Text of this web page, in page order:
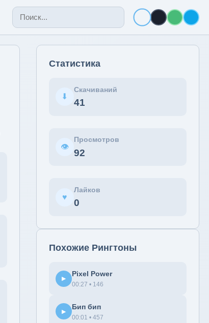
Статистика
⬇
Скачиваний
41
👁
Просмотров
92
♥
Лайков
0
Похожие Рингтоны
▶
Pixel Power
00:27 • 146
▶
Бип бип
00:01 • 457